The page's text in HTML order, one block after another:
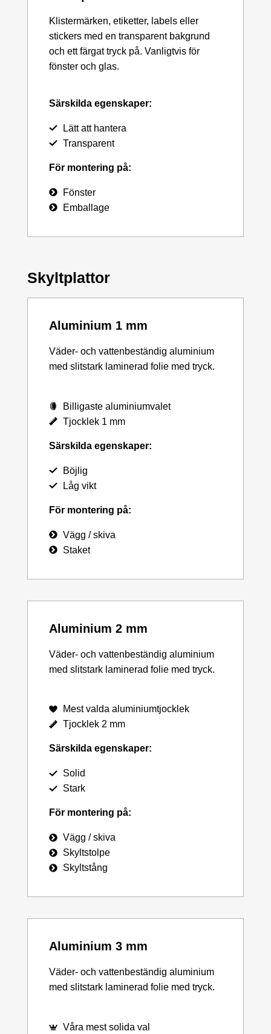
Klistermärken, etiketter, labels eller
stickers med en transparent bakgrund
och ett färgat tryck på. Vanligtvis för
fönster och glas.
Särskilda egenskaper:
Lätt att hantera
Transparent
För montering på:
Fönster
Emballage
Skyltplattor
Aluminium 1 mm
Väder- och vattenbeständig aluminium
med slitstark laminerad folie med tryck.
Billigaste aluminiumvalet
Tjocklek 1 mm
Särskilda egenskaper:
Böjlig
Låg vikt
För montering på:
Vägg / skiva
Staket
Aluminium 2 mm
Väder- och vattenbeständig aluminium
med slitstark laminerad folie med tryck.
Mest valda aluminiumtjocklek
Tjocklek 2 mm
Särskilda egenskaper:
Solid
Stark
För montering på:
Vägg / skiva
Skyltstolpe
Skyltstång
Aluminium 3 mm
Väder- och vattenbeständig aluminium
med slitstark laminerad folie med tryck.
Våra mest solida val